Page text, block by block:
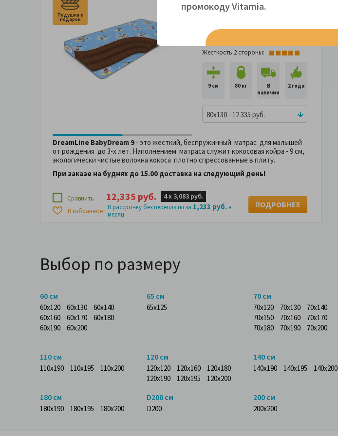
Подушка в
подарок
Детский матрас DreamLine
Артикул: 102792
Жесткость 1 стороны:
Жесткость 2 стороны:
9 см 80 кг
В
наличии
2 года
80x130 - 12 335 руб.
DreamLine BabyDream 9 - это жесткий, беспружинный матрас для малышей
от рождения до 3-х лет. Наполнением матраса служит кокосовая койра - 9 см,
экологически чистые волокна кокоса плотно спрессованные в плиту.
При заказе на буднях до 15.00 доставка на следующий день!
Сравнить
В избранное
12,335 руб. 4 х 3,083 руб.
В рассрочку без переплаты за 1,233 руб.в
месяц
ПОДРОБНЕЕ
Выбор по размеру
60 см
60x120 60x130
60x140
60x160
60x170
60x180
60x190
60x200
65 см
65x125
70 см
70x120 70x130
70x140
70x150
70x160
70x170
70x180
70x190 70x200
110 см
110x190 110x195 110x200
120 см
120x120 120x160
120x180
120x190
120x195 120x200
140 см
140x190 140x195 140x200
180 см
180x190 180x195 180x200
D200 см
D200
200 см
200x200
промокоду Vitamiа.